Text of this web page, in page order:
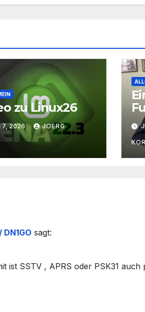
zu Linux26
7, 2026 JOERG
sagt:
ist SSTV , APRS oder PSK31 auch